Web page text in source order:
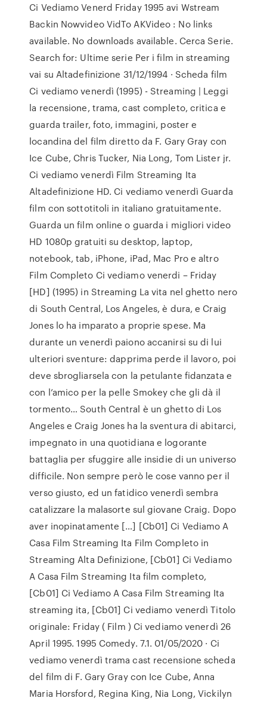
Ci Vediamo Venerd Friday 1995 avi Wstream
Backin Nowvideo VidTo AKVideo : No links
available. No downloads available. Cerca Serie.
Search for: Ultime serie Per i film in streaming
vai su Altadefinizione 31/12/1994 · Scheda film
Ci vediamo venerdì (1995) - Streaming | Leggi
la recensione, trama, cast completo, critica e
guarda trailer, foto, immagini, poster e
locandina del film diretto da F. Gary Gray con
Ice Cube, Chris Tucker, Nia Long, Tom Lister jr.
Ci vediamo venerdì Film Streaming Ita
Altadefinizione HD. Ci vediamo venerdì Guarda
film con sottotitoli in italiano gratuitamente.
Guarda un film online o guarda i migliori video
HD 1080p gratuiti su desktop, laptop,
notebook, tab, iPhone, iPad, Mac Pro e altro
Film Completo Ci vediamo venerdi – Friday
[HD] (1995) in Streaming La vita nel ghetto nero
di South Central, Los Angeles, è dura, e Craig
Jones lo ha imparato a proprie spese. Ma
durante un venerdì paiono accanirsi su di lui
ulteriori sventure: dapprima perde il lavoro, poi
deve sbrogliarsela con la petulante fidanzata e
con l’amico per la pelle Smokey che gli dà il
tormento… South Central è un ghetto di Los
Angeles e Craig Jones ha la sventura di abitarci,
impegnato in una quotidiana e logorante
battaglia per sfuggire alle insidie di un universo
difficile. Non sempre però le cose vanno per il
verso giusto, ed un fatidico venerdì sembra
catalizzare la malasorte sul giovane Craig. Dopo
aver inopinatamente […] [Cb01] Ci Vediamo A
Casa Film Streaming Ita Film Completo in
Streaming Alta Definizione, [Cb01] Ci Vediamo
A Casa Film Streaming Ita film completo,
[Cb01] Ci Vediamo A Casa Film Streaming Ita
streaming ita, [Cb01] Ci vediamo venerdì Titolo
originale: Friday ( Film ) Ci vediamo venerdì 26
April 1995. 1995 Comedy. 7.1. 01/05/2020 · Ci
vediamo venerdì trama cast recensione scheda
del film di F. Gary Gray con Ice Cube, Anna
Maria Horsford, Regina King, Nia Long, Vickilyn